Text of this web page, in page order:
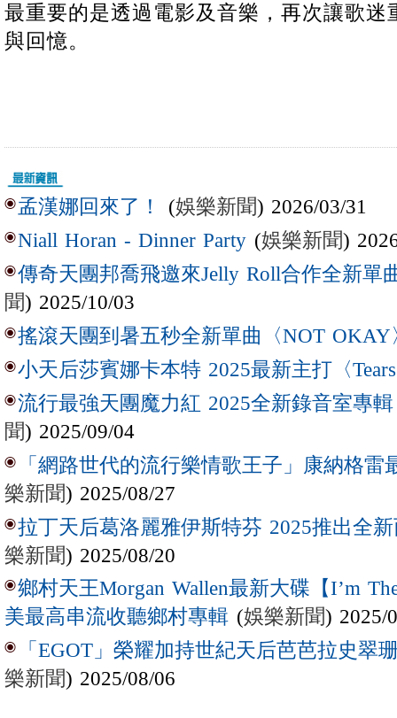
最重要的是透過電影及音樂，再次讓歌迷
與回憶。
孟漢娜回來了！ (娛樂新聞) 2026/03/31
Niall Horan - Dinner Party (娛樂新聞)
傳奇天團邦喬飛邀來Jelly Roll合作全新單
聞) 2025/10/03
搖滾天團到暑五秒全新單曲〈NOT OKAY
小天后莎賓娜卡本特 2025最新主打〈
流行最強天團魔力紅 2025全新錄音室專
聞) 2025/09/04
「網路世代的流行樂情歌王子」康納格雷
樂新聞) 2025/08/27
拉丁天后葛洛麗雅伊斯特芬 2025推出全新
樂新聞) 2025/08/20
鄉村天王Morgan Wallen最新大碟【I’m
美最高串流收聽鄉村專輯 (娛樂新聞) 2025/
「EGOT」榮耀加持世紀天后芭芭拉史翠
樂新聞) 2025/08/06